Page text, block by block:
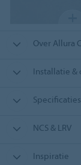
Over Allura
Installatie &
Specificaties
NCS & LRV
Inspiratie